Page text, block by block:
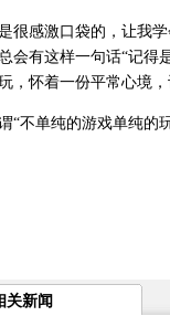
感激口袋的，让我学
会有这样一句话“记得
，怀着一份平常心境，
单纯的游戏单纯的玩
关新闻